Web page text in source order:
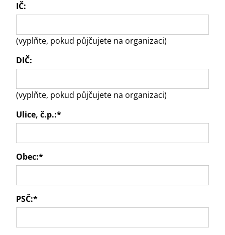
IČ:
(vyplňte, pokud půjčujete na organizaci)
DIČ:
(vyplňte, pokud půjčujete na organizaci)
Ulice, č.p.:*
Obec:*
PSČ:*